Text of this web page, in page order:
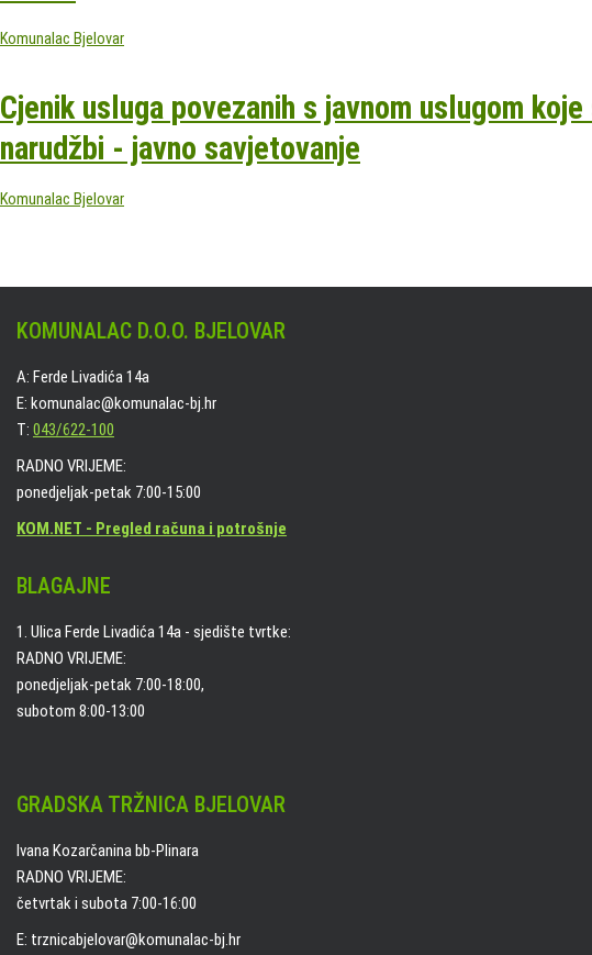
Komunalac Bjelovar
Cjenik usluga povezanih s javnom uslugom
narudžbi - javno savjetovanje
Komunalac Bjelovar
KOMUNALAC D.O.O. BJELOVAR
A: Ferde Livadića 14a
E: komunalac@komunalac-bj.hr
T: 043/622-100
RADNO VRIJEME:
ponedjeljak-petak 7:00-15:00
KOM.NET - Pregled računa i potrošnje
BLAGAJNE
1. Ulica Ferde Livadića 14a - sjedište tvrtke:
RADNO VRIJEME:
ponedjeljak-petak 7:00-18:00,
subotom 8:00-13:00
GRADSKA TRŽNICA BJELOVAR
Ivana Kozarčanina bb-Plinara
RADNO VRIJEME:
četvrtak i subota 7:00-16:00
E: trznicabjelovar@komunalac-bj.hr